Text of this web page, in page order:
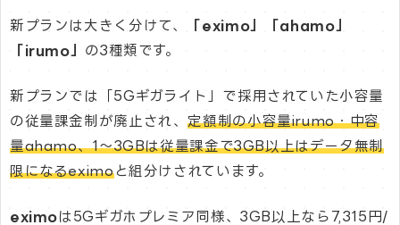
新プランは大きく分けて、
「eximo」「ahamo」
「irumo」 の3種類です。
新プランでは「5Gギガライト」で採用されていた小容量
の従量課金制が廃止され、定額制の小容量irumo・中容
量ahamo、1～3GBは従量課金で3GB以上はデータ無制
限になるeximoと組分けされています。
eximoは5Gギガホプレミア同様、3GB以上なら7,315円/